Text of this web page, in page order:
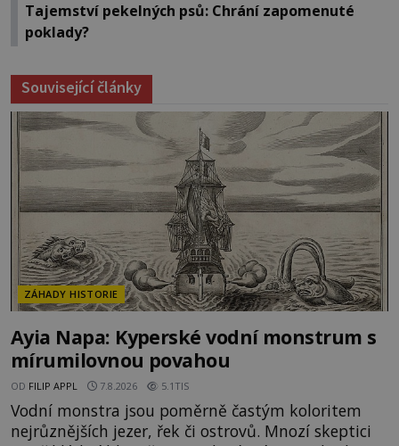
Tajemství pekelných psů: Chrání zapomenuté
poklady?
Související články
ZÁHADY HISTORIE
Ayia Napa: Kyperské vodní monstrum s
mírumilovnou povahou
OD FILIP APPL 7.8.2026 5.1TIS
Vodní monstra jsou poměrně častým koloritem
nejrůznějších jezer, řek či ostrovů. Mnozí skeptici